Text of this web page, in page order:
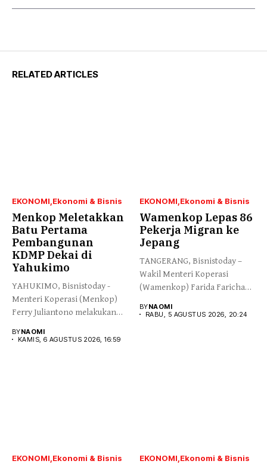
RELATED ARTICLES
EKONOMI Ekonomi & Bisnis
Menkop Meletakkan
Batu Pertama
Pembangunan
KDMP Dekai di
Yahukimo
YAHUKIMO, Bisnistoday -
Menteri Koperasi (Menkop)
Ferry Juliantono melakukan
BYNAOMI
KAMIS, 6 AGUSTUS 2026, 16:59
EKONOMI Ekonomi & Bisnis
Wamenkop Lepas 86
Pekerja Migran ke
Jepang
TANGERANG, Bisnistoday –
Wakil Menteri Koperasi
(Wamenkop) Farida Farichah
BYNAOMI
RABU, 5 AGUSTUS 2026, 20:24
EKONOMI Ekonomi & Bisnis EKONOMI Ekonomi & Bisnis